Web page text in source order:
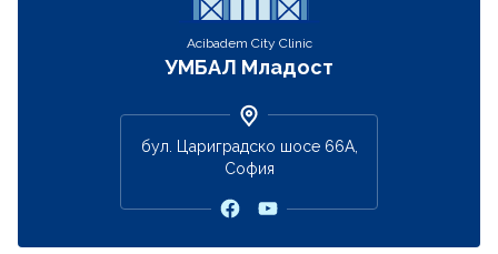
Acibadem City Clinic
УМБАЛ Младост
бул. Цариградско шосе 66А,
София